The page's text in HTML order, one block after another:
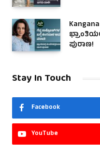
ಪುರಾಣ!
Stay In Touch
Facebook
YouTube